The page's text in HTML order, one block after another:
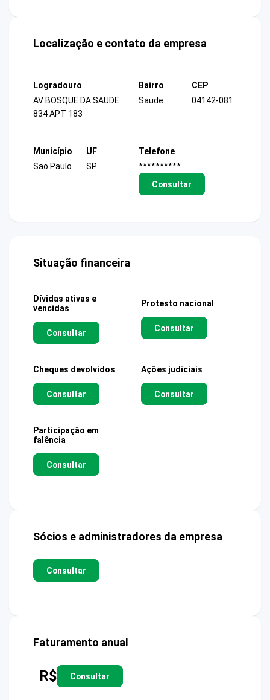
Localização e contato da empresa
Logradouro
AV BOSQUE DA SAUDE
834 APT 183
Bairro
Saude
CEP
04142-081
Município
Sao Paulo
UF
SP
Telefone
**********
Consultar
Situação financeira
Dívidas ativas e
vencidas
Consultar
Protesto nacional
Consultar
Cheques devolvidos
Consultar
Ações judiciais
Consultar
Participação em
falência
Consultar
Sócios e administradores da empresa
Consultar
Faturamento anual
R$ Consultar